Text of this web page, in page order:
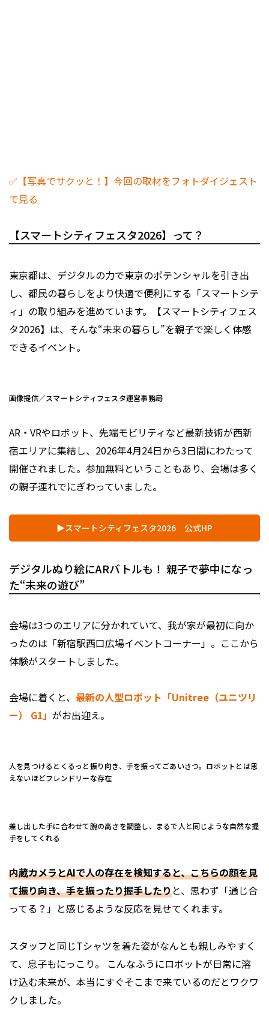
✅【写真でサクッと！】今回の取材をフォトダイジェスト
で見る
【スマートシティフェスタ2026】って？
東京都は、デジタルの力で東京のポテンシャルを引き出
し、都民の暮らしをより快適で便利にする「スマートシテ
ィ」の取り組みを進めています。【スマートシティフェス
タ2026】は、そんな“未来の暮らし”を親子で楽しく体感
できるイベント。
画像提供／スマートシティフェスタ運営事務局
AR・VRやロボット、先端モビリティなど最新技術が西新
宿エリアに集結し、2026年4月24日から3日間にわたって
開催されました。参加無料ということもあり、会場は多く
の親子連れでにぎわっていました。
▶スマートシティフェスタ2026 公式HP
デジタルぬり絵にARバトルも！ 親子で夢中になっ
た“未来の遊び”
会場は3つのエリアに分かれていて、我が家が最初に向か
ったのは「新宿駅西口広場イベントコーナー」。ここから
体験がスタートしました。
会場に着くと、 最新の人型ロボット「Unitree（ユニツリ
ー） G1」 がお出迎え。
人を見つけるとくるっと振り向き、手を振ってごあいさつ。ロボットとは思
えないほどフレンドリーな存在
差し出した手に合わせて腕の高さを調整し、まるで人と同じような自然な握
手をしてくれる
内蔵カメラとAIで人の存在を検知すると、こちらの顔を見
て振り向き、手を振ったり握手したりと、思わず「通じ合
ってる？」と感じるような反応を見せてくれます。
スタッフと同じTシャツを着た姿がなんとも親しみやすく
て、息子もにっこり。 こんなふうにロボットが日常に溶
け込む未来が、本当にすぐそこまで来ているのだとワクワ
クしました。